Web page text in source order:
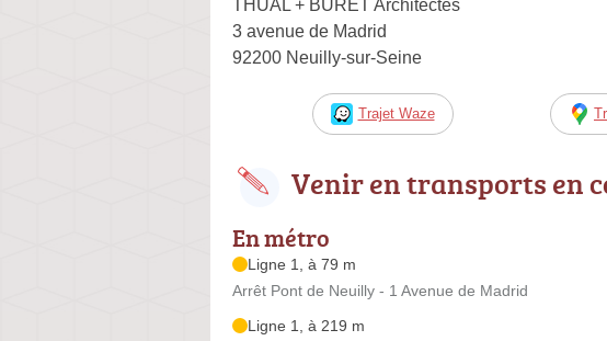
THUAL + BURET Architectes
3 avenue de Madrid
92200 Neuilly-sur-Seine
Trajet Waze
Venir en transports en
En métro
Ligne 1, à 79 m
Arrêt Pont de Neuilly - 1 Avenue de Madrid
Ligne 1, à 219 m